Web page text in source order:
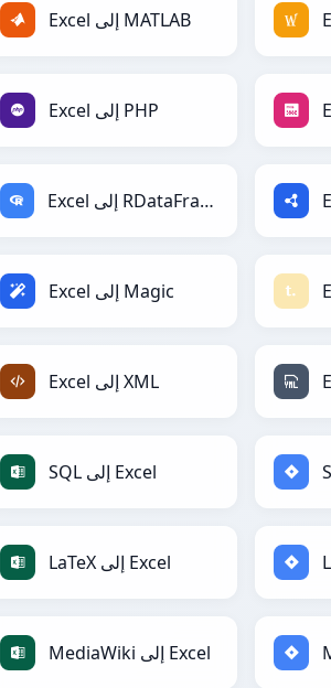
Excel إلى MATLAB
Excel إلى PHP
Excel إلى RDataFrame
Excel إلى Magic
Excel إلى XML
SQL إلى Excel
LaTeX إلى Excel
MediaWiki إلى Excel